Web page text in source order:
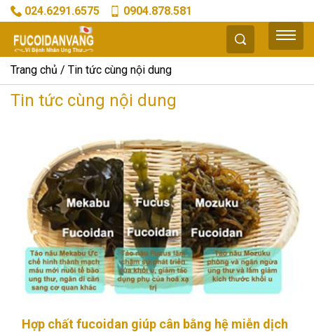
024.6291.6575 0904.878.581
Trang chủ Tin tức cùng nội dung
Tin tức cùng nội dung
Hợp chất fucoidan giúp cân bằng hệ miễn dịch